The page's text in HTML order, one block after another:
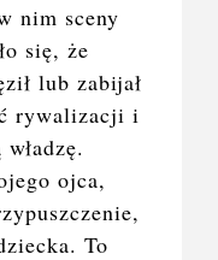
nim sceny
się, że
lub zabijał
rywalizacji i
ojca,
To